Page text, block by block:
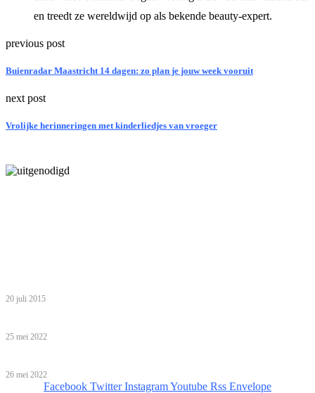
en treedt ze wereldwijd op als bekende beauty-expert.
previous post
Buienradar Maastricht 14 dagen: zo plan je jouw week vooruit
next post
Vrolijke herinneringen met kinderliedjes van vroeger
20 juli 2015
25 mei 2022
26 mei 2022
Facebook Twitter InstagramYoutube Rss Envelope